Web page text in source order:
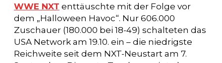
WWE NXT enttäuschte mit der Folge vor
dem „Halloween Havoc“. Nur 606.000
Zuschauer (180.000 bei 18-49) schalteten das
USA Network am 19.10. ein – die niedrigste
Reichweite seit dem NXT-Neustart am 7.